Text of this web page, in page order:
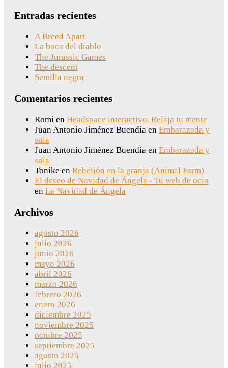
Entradas recientes
A Breed Apart
La boca del diablo
The Jurassic Games
The descent
Semilla negra
Comentarios recientes
Romi en Headspace interactivo. Relaja tu mente
Juan Antonio Jiménez Buendia en Embarazada y
sola
Juan Antonio Jiménez Buendia en Embarazada y
sola
Tonike en Rebelión en la granja (Animal Farm)
El deseo de Navidad de Ángela - Tu web de ocio
en La Navidad de Ángela
Archivos
agosto 2026
julio 2026
junio 2026
mayo 2026
abril 2026
marzo 2026
febrero 2026
enero 2026
diciembre 2025
noviembre 2025
octubre 2025
septiembre 2025
agosto 2025
julio 2025